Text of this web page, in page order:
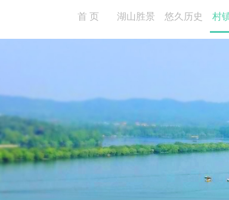
首 页 湖山胜景 悠久历史 村